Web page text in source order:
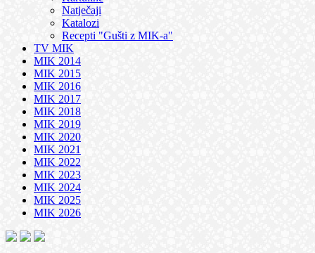
Natječaji
Katalozi
Recepti "Gušti z MIK-a"
TV MIK
MIK 2014
MIK 2015
MIK 2016
MIK 2017
MIK 2018
MIK 2019
MIK 2020
MIK 2021
MIK 2022
MIK 2023
MIK 2024
MIK 2025
MIK 2026